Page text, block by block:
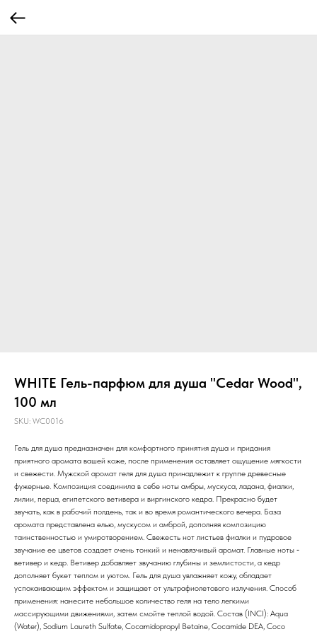
WHITE Гель-парфюм для душа "Cedar Wood",
100 мл
SKU: WC0016
Гель для душа предназначен для комфортного принятия душа и придания
приятного аромата вашей коже, после применения оставляет ощущение мягкости
и свежести. Мужской аромат геля для душа принадлежит к группе древесные
фужерные. Композиция соединила в себе ноты амбры, мускуса, ладана, фиалки,
лилии, перца, египетского ветивера и виргинского кедра. Прекрасно будет
звучать, как в рабочий полдень, так и во время романтического вечера. База
аромата представлена елью, мускусом и амброй, дополняя композицию
таинственностью и умиротворением. Свежесть нот листьев фиалки и пудровое
звучание ее цветов создает очень тонкий и ненавязчивый аромат. Главные ноты ‑
ветивер и кедр. Ветивер добавляет звучанию глубины и землистости, а кедр
дополняет букет теплом и уютом. Гель для душа увлажняет кожу, обладает
успокаивающим эффектом и защищает от ультрафиолетового излучения. Способ
применения: нанесите небольшое количество геля на тело легкими
массирующими движениями, затем смойте теплой водой. Состав (INCI): Aqua
(Water), Sodium Laureth Sulfate, Cocamidopropyl Betaine, Cocamide DEA, Coco